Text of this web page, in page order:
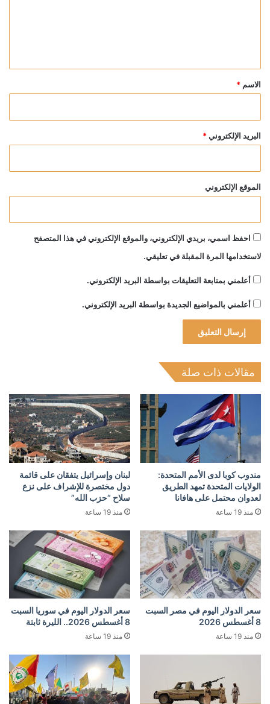
*
الاسم *
البريد الإلكتروني *
الموقع الإلكتروني
احفظ اسمي، بريدي الإلكتروني، والموقع الإلكتروني في هذا المتصفح
لاستخدامها المرة المقبلة في تعليقي.
أعلمني بمتابعة التعليقات بواسطة البريد الإلكتروني.
أعلمني بالمواضيع الجديدة بواسطة البريد الإلكتروني.
مقالات ذات صلة
مندوب كوبا لدى الأمم المتحدة:
الولايات المتحدة تمهد الطريق
لعدوان محتمل على هافانا
منذ 19 ساعة
لبنان وإسرائيل يتفقان على قائمة
دول مختصرة للإشراف على نزع
سلاح “حزب الله”
منذ 19 ساعة
سعر الدولار اليوم في مصر السبت
8 أغسطس 2026
منذ 19 ساعة
سعر الدولار اليوم في سوريا السبت
8 أغسطس 2026.. الليرة ثابتة
منذ 19 ساعة